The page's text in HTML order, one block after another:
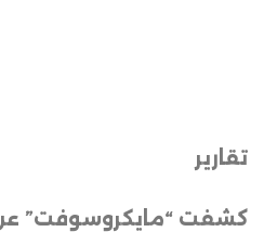
تقارير